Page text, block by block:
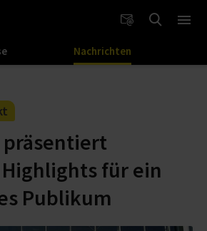
Nachrichten
für ein
Publikum